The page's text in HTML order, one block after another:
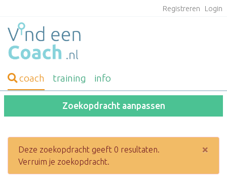
Registreren Login
coach training info
Zoekopdracht aanpassen
Deze zoekopdracht geeft 0 resultaten.
Verruim je zoekopdracht.
×